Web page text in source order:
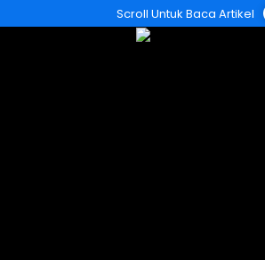
ke
Scroll Untuk Baca Artikel